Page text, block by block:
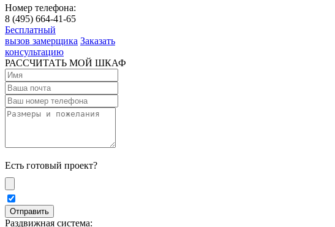
Номер телефона:
8 (495) 664-41-65
Бесплатный
вызов замерщика Заказать
консультацию
РАССЧИТАТЬ МОЙ ШКАФ
Есть готовый проект?
Раздвижная система: